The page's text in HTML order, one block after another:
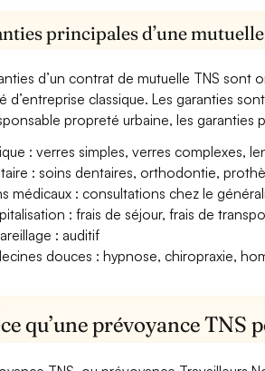
principales d’une
d’un contrat de mutuelle TNS sont
d’entreprise classique. Les garanties
propreté urbaine, les garanties
: verres simples, verres complexes,
: soins dentaires, orthodontie,
médicaux : consultations chez le
: frais de séjour, frais de
: auditif
douces : hypnose, chiropraxie,
ce qu’une prévoyance